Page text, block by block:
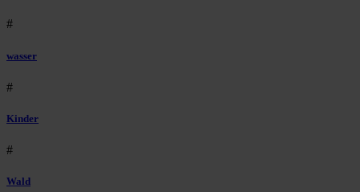
#
wasser
#
Kinder
#
Wald